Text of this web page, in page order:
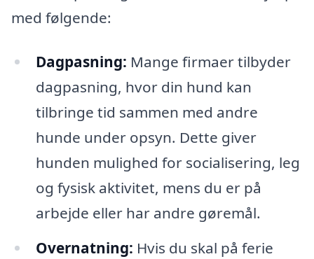
med følgende:
Dagpasning: Mange firmaer tilbyder
dagpasning, hvor din hund kan
tilbringe tid sammen med andre
hunde under opsyn. Dette giver
hunden mulighed for socialisering, leg
og fysisk aktivitet, mens du er på
arbejde eller har andre gøremål.
Overnatning: Hvis du skal på ferie